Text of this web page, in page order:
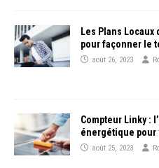
Les Plans
pour façonner le
août 26, 2023
Compteur Linky :
énergétique pour
août 25, 2023